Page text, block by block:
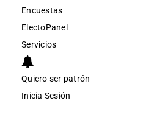
Encuestas
ElectoPanel
Servicios
Quiero ser patrón
Inicia Sesión